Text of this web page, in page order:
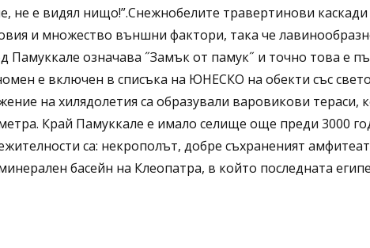
не е видял нищо!”.Снежнобелите травертинови каскади
и множество външни фактори, така че
означава ˝Замък от памук˝ и точно това е
е включен в списъка на ЮНЕСКО на обекти със
на хилядолетия са образували варовикови тераси,
Край Памуккале е имало селище още преди 3000
са: некрополът, добре съхраненият
басейн на Клеопатра, в който последната